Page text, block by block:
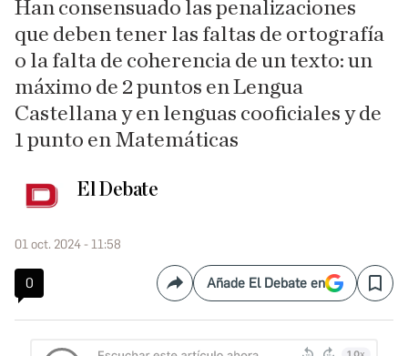
Han consensuado las penalizaciones
que deben tener las faltas de ortografía
o la falta de coherencia de un texto: un
máximo de 2 puntos en Lengua
Castellana y en lenguas cooficiales y de
1 punto en Matemáticas
El Debate
01 oct. 2024 - 11:58
0 CompartirAñade El Debate en Save